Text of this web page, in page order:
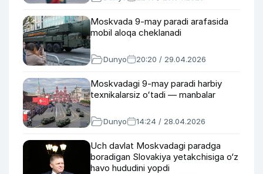
Moskvada 9-may paradi arafasida
mobil aloqa cheklanadi
Dunyo 20:20 / 29.04.2026
Moskvadagi 9-may paradi harbiy
texnikalarsiz oʻtadi — manbalar
Dunyo 14:24 / 28.04.2026
Uch davlat Moskvadagi paradga
boradigan Slovakiya yetakchisiga o‘z
havo hududini yopdi